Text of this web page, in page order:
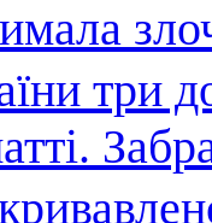
три